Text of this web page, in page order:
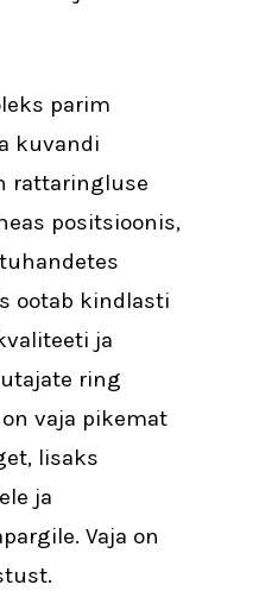
parim
kuvandi
rattaringluse
positsioonis,
ootab kindlasti
ja
ring
vaja pikemat
lisaks
ja
Vaja on